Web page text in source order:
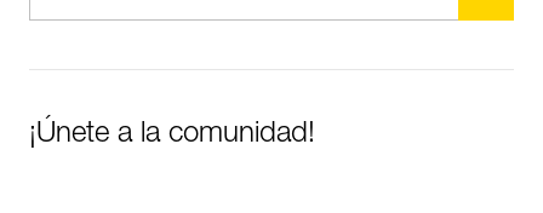
¡Únete a la comunidad!